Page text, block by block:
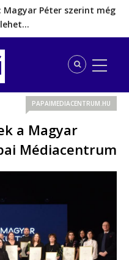
Magyar Péter szerint még
elárasztják a
migránsok
Magyar Péter gőzerővel
tett…
rendkívüli bejelentést tett,
jöhet…
meg valójában a
PAPAIMEDIACENTRUM.HU
a Magyar
Médiacentrum